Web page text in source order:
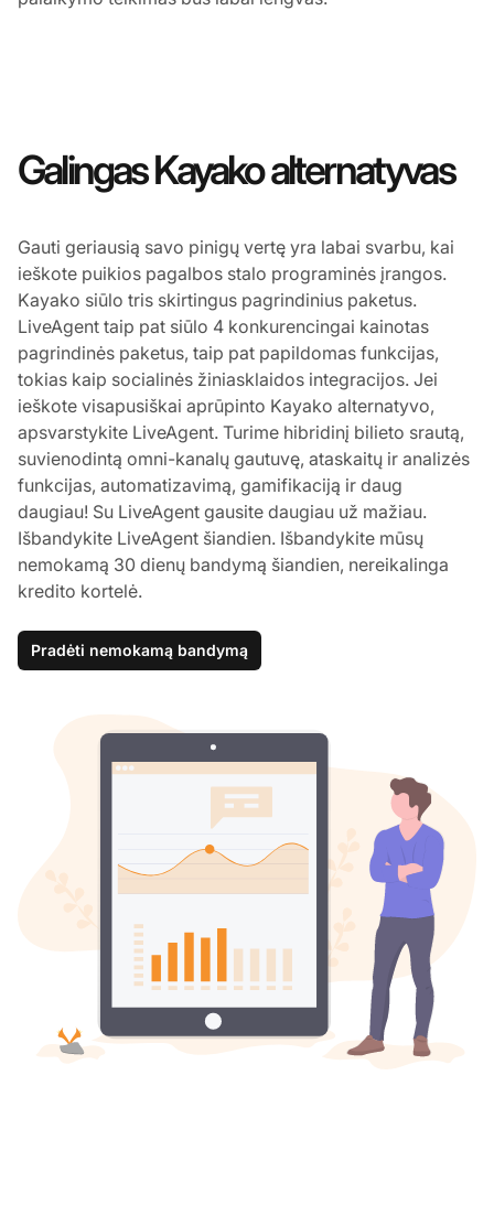
Galingas Kayako alternatyvas
Gauti geriausią savo pinigų vertę yra labai svarbu, kai
ieškote puikios pagalbos stalo programinės įrangos.
Kayako siūlo tris skirtingus pagrindinius paketus.
LiveAgent taip pat siūlo 4 konkurencingai kainotas
pagrindinės paketus, taip pat papildomas funkcijas,
tokias kaip socialinės žiniasklaidos integracijos. Jei
ieškote visapusiškai aprūpinto Kayako alternatyvo,
apsvarstykite LiveAgent. Turime hibridinį bilieto srautą,
suvienodintą omni-kanalų gautuvę, ataskaitų ir analizės
funkcijas, automatizavimą, gamifikaciją ir daug
daugiau! Su LiveAgent gausite daugiau už mažiau.
Išbandykite LiveAgent šiandien. Išbandykite mūsų
nemokamą 30 dienų bandymą šiandien, nereikalinga
kredito kortelė.
Pradėti nemokamą bandymą